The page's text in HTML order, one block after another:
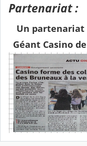
Partenariat :
Un partenariat
Géant Casino